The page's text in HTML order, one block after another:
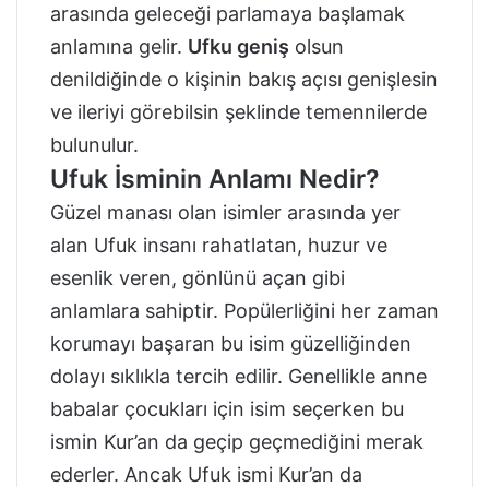
arasında geleceği parlamaya başlamak
anlamına gelir. Ufku geniş olsun
denildiğinde o kişinin bakış açısı genişlesin
ve ileriyi görebilsin şeklinde temennilerde
bulunulur.
Ufuk İsminin Anlamı Nedir?
Güzel manası olan isimler arasında yer
alan Ufuk insanı rahatlatan, huzur ve
esenlik veren, gönlünü açan gibi
anlamlara sahiptir. Popülerliğini her zaman
korumayı başaran bu isim güzelliğinden
dolayı sıklıkla tercih edilir. Genellikle anne
babalar çocukları için isim seçerken bu
ismin Kur’an da geçip geçmediğini merak
ederler. Ancak Ufuk ismi Kur’an da